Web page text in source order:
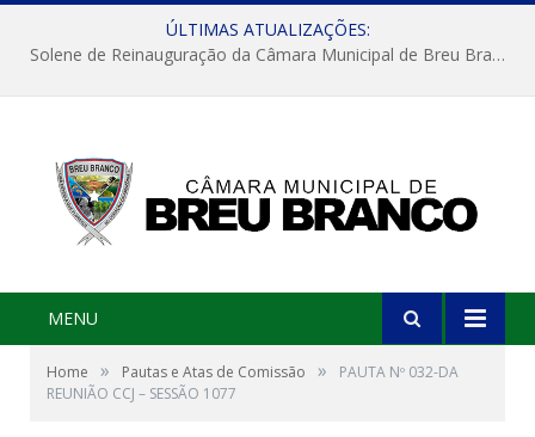
ÚLTIMAS ATUALIZAÇÕES:
Solene de Reinauguração da Câmara Municipal de Breu Branco
MENU
Home » Pautas e Atas de Comissão »
PAUTA Nº 032-DA
REUNIÃO CCJ – SESSÃO 1077